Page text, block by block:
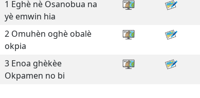
1 Eghè nè Osanobua na
yè emwin hia
2 Omuhèn oghè obalè
okpia
3 Enoa ghèkèe
Okpamen no bi